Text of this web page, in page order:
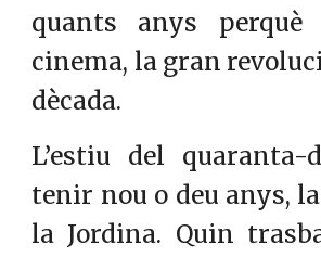
quants anys
cinema, la gran
dècada.
L’estiu del quaranta-
tenir nou o deu anys,
la Jordina. Quin